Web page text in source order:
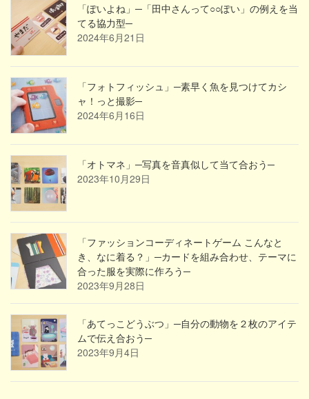
「ぽいよね」─「田中さんって○○ぽい」の例えを当
てる協力型─
2024年6月21日
「フォトフィッシュ」─素早く魚を見つけてカシ
ャ！っと撮影─
2024年6月16日
「オトマネ」─写真を音真似して当て合おう─
2023年10月29日
「ファッションコーディネートゲーム こんなと
き、なに着る？」─カードを組み合わせ、テーマに
合った服を実際に作ろう─
2023年9月28日
「あてっこどうぶつ」─自分の動物を２枚のアイテ
ムで伝え合おう─
2023年9月4日